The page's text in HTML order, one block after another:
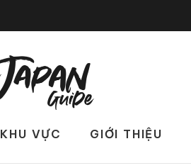
KHU VỰC GIỚI THIỆU